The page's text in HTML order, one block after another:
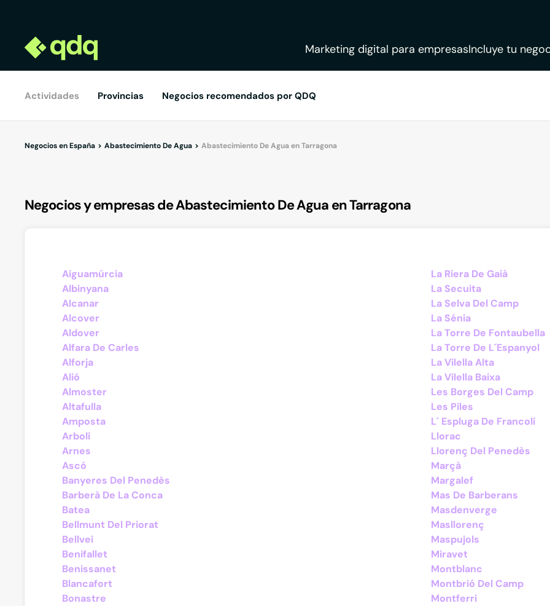
Marketing digital para empresasIncluye tu
Actividades Provincias Negocios recomendados por QDQ
Negocios en España Abastecimiento De Agua Abastecimiento De Agua en Tarragona
Negocios y empresas de Abastecimiento De Agua en Tarragona
Aiguamúrcia
Albinyana
Alcanar
Alcover
Aldover
Alfara De Carles
Alforja
Alió
Almoster
Altafulla
Amposta
Arbolí
Arnes
Ascó
Banyeres Del Penedès
Barberà De La Conca
Batea
Bellmunt Del Priorat
Bellvei
Benifallet
Benissanet
Blancafort
Bonastre
La Riera De Gaià
La Secuita
La Selva Del Camp
La Sénia
La Torre De Fontaubella
La Torre De L´Espanyol
La Vilella Alta
La Vilella Baixa
Les Borges Del Camp
Les Piles
L´ Espluga De Francolí
Llorac
Llorenç Del Penedès
Marçà
Margalef
Mas De Barberans
Masdenverge
Masllorenç
Maspujols
Miravet
Montblanc
Montbrió Del Camp
Montferri